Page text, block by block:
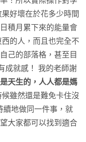
好壞在於花多少時間
積月累下來的能量會
的人，而且也完全不
己的部落格，甚至目
成就感！ 我的老師謝
是天生的，人人都是媽
雖然還是難免卡住沒
續地做同一件事，就
大家都可以找到適合